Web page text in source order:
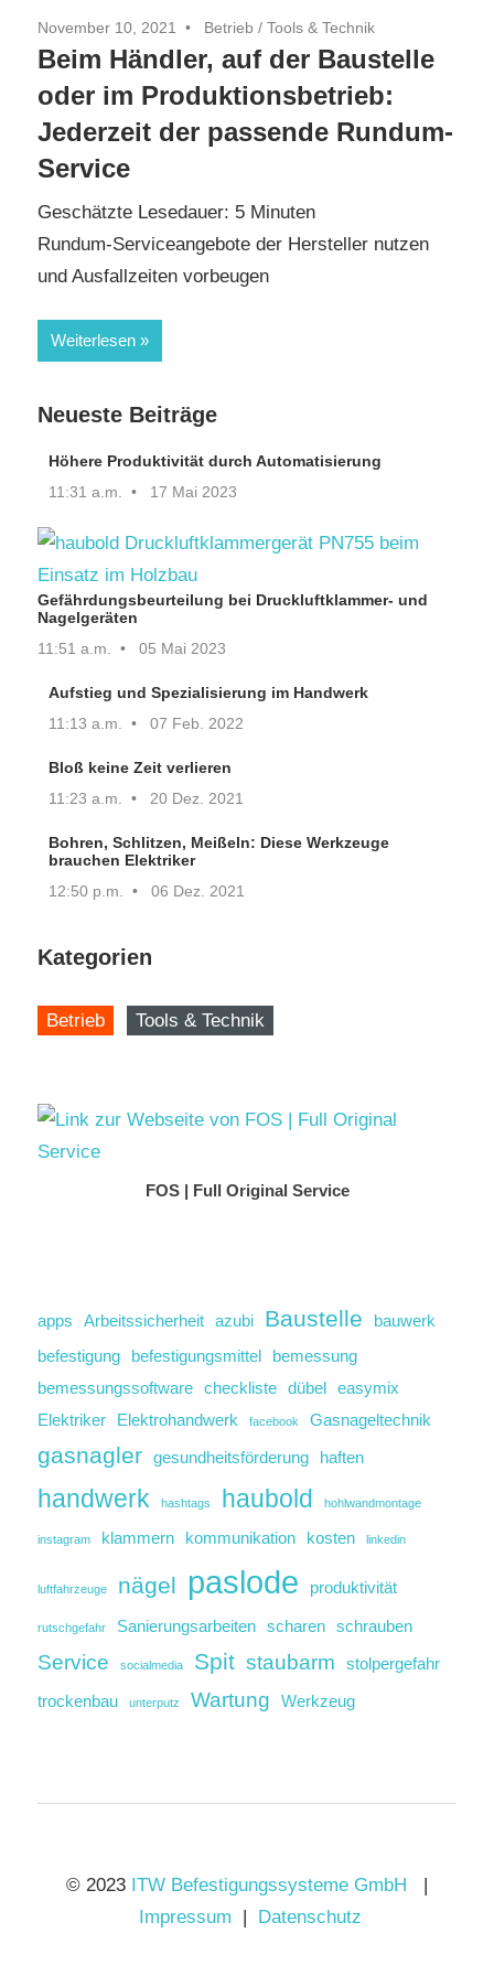
November 10, 2021 Betrieb / Tools & Technik
Beim Händler, auf der Baustelle
oder im Produktionsbetrieb:
Jederzeit der passende Rundum-
Service
Geschätzte Lesedauer: 5 Minuten
Rundum-Serviceangebote der Hersteller nutzen
und Ausfallzeiten vorbeugen
Weiterlesen
Neueste Beiträge
Höhere Produktivität durch Automatisierung
11:31 a.m.
17 Mai 2023
Gefährdungsbeurteilung bei Druckluftklammer- und
Nagelgeräten
11:51 a.m.
05 Mai 2023
Aufstieg und Spezialisierung im Handwerk
11:13 a.m.
07 Feb. 2022
Bloß keine Zeit verlieren
11:23 a.m.
20 Dez. 2021
Bohren, Schlitzen, Meißeln: Diese Werkzeuge
brauchen Elektriker
12:50 p.m.
06 Dez. 2021
Kategorien
Betrieb Tools & Technik
FOS | Full Original Service
apps Arbeitssicherheit azubi Baustelle
bauwerk
befestigung
befestigungsmittel
bemessung
bemessungssoftware checkliste dübel easymix
Elektriker
Elektrohandwerk facebook Gasnageltechnik
gasnagler gesundheitsförderung haften
handwerk hashtags haubold hohlwandmontage
instagram klammern kommunikation kosten linkedin
luftfahrzeuge nägel paslode produktivität
rutschgefahr Sanierungsarbeiten scharen schrauben
Service socialmedia Spit staubarm
stolpergefahr
trockenbau
unterputz Wartung Werkzeug
© 2023 ITW Befestigungssysteme GmbH
Impressum
Datenschutz